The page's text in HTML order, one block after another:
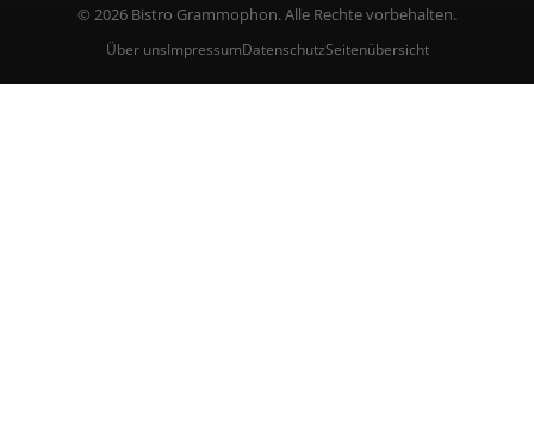
© 2026 Bistro Grammophon. Alle Rechte vorbehalten.
Über unsImpressumDatenschutzSeitenübersicht